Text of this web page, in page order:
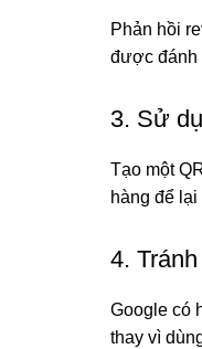
Phản hồi
được đánh
3. Sử
Tạo một
hàng để
4.
Google có
thay vì